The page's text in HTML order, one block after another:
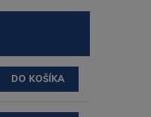
DO KOŠÍKA